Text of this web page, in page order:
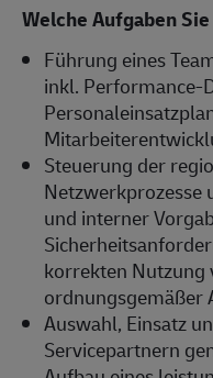
Welche Aufgaben
Führung eines
inkl. Performance-
Steuerung der
Netzwerkprozesse
und interner
korrekten Nutzung
ordnungsgemäßer
Auswahl, Einsatz
Servicepartnern